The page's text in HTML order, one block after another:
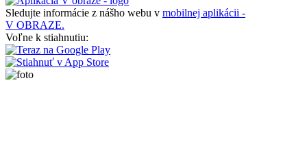
Sledujte informácie z nášho webu v mobilnej aplikácii -
V OBRAZE.
Voľne k stiahnutiu: